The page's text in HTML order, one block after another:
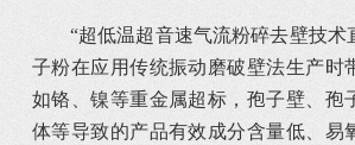
“超低温超音速气流粉碎去壁技术
子粉在应用传统振动磨破壁法生产时
如铬、镍等重金属超标，孢子壁、孢
体等导致的产品有效成分含量低、易